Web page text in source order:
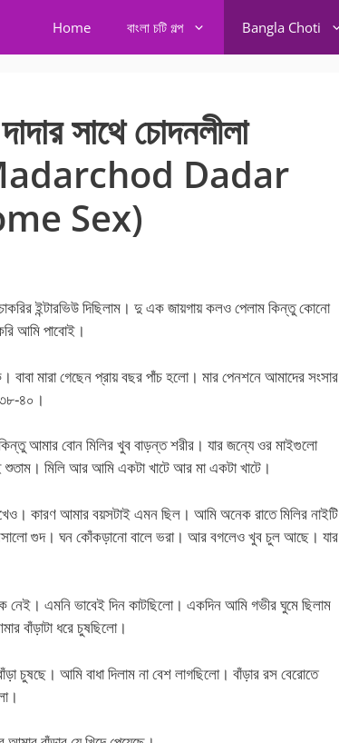
Home বাংলা চটি গল্প Bangla Choti
সাথে চোদনলীলা
Dadar
Sex)
ইন্টারভিউ দিছিলাম। দু এক জায়গায় কলও পেলাম কিন্তু কোনো
আমি পাবোই।
মারা গেছেন প্রায় বছর পাঁচ হলো। মার পেনশনে আমাদের সংসার
৩৮-৪০।
আমার বোন মিলির খুব বাড়ন্ত শরীর। যার জন্যে ওর মাইগুলো
মিলি আর আমি একটা খাটে আর মা একটা খাটে।
কারণ আমার বয়সটাই এমন ছিল। আমি অনেক রাতে মিলির নাইটি
গুদ। ঘন কোঁকড়ানো বালে ভরা। আর বগলেও খুব চুল আছে। যার
নেই। এমনি ভাবেই দিন কাটছিলো। একদিন আমি গভীর ঘুমে ছিলাম
বাঁড়াটা ধরে চুষছিলো।
চুষছে। আমি বাধা দিলাম না বেশ লাগছিলো। বাঁড়ার রস বেরোতে